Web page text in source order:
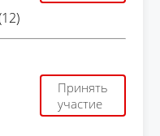
Принять
участие